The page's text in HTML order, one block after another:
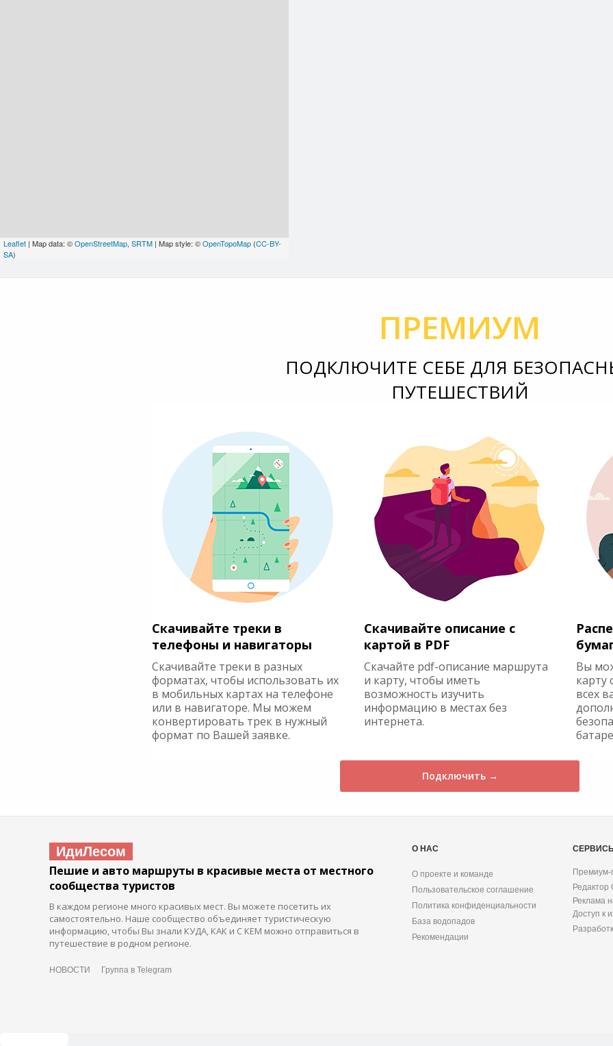
Leaflet | Map data: ©OpenStreetMap, SRTM | Map style: ©OpenTopoMap (CC-BY-
SA)
ПРЕМИУМ
ПОДКЛЮЧИТЕ СЕБЕ ДЛЯ
ПУТЕШЕСТВИЙ
Скачивайте треки в
телефоны и навигаторы
Скачивайте треки в разных
форматах, чтобы использовать их
в мобильных картах на телефоне
или в навигаторе. Мы можем
конвертировать трек в нужный
формат по Вашей заявке.
Скачивайте описание с
картой в PDF
Скачайте pdf-описание маршрута
и карту, чтобы иметь
возможность изучить
информацию в местах без
интернета.
Вы
карту
всех
Подключить →
ИдиЛесом
Пешие и авто маршруты в красивые места от местного
сообщества туристов
В каждом регионе много красивых мест. Вы можете посетить их
самостоятельно. Наше сообщество объединяет туристическую
информацию, чтобы Вы знали КУДА, КАК и С КЕМ можно отправиться в
путешествие в родном регионе.
НОВОСТИ Группа в Telegram
О НАС
О проекте и команде
Пользовательское соглашение
Политика конфиденциальности
База водопадов
Рекомендации
Премиум-
Редактор
Реклама
Доступ к